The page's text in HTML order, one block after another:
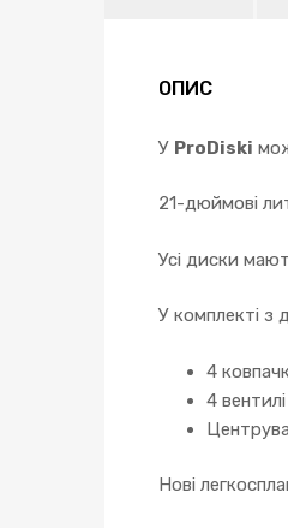
ОПИС
У ProDiski
21-дюймові
Усі диски
У комплекті з
4
4
Нові